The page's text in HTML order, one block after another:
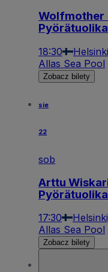
Wolfmother
18:30
Allas Sea Pool
Zobacz bilety
sie
22
sob
Arttu
17:30
Allas Sea Pool
Zobacz bilety